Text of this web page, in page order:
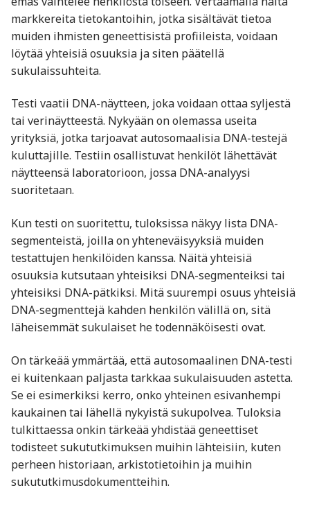
markkereita tietokantoihin, jotka sisältävät tietoa
muiden ihmisten geneettisistä profiileista, voidaan
löytää yhteisiä osuuksia ja siten päätellä
sukulaissuhteita.
Testi vaatii DNA-näytteen, joka voidaan ottaa syljestä
tai verinäytteestä. Nykyään on olemassa useita
yrityksiä, jotka tarjoavat autosomaalisia DNA-testejä
kuluttajille. Testiin osallistuvat henkilöt lähettävät
näytteensä laboratorioon, jossa DNA-analyysi
suoritetaan.
Kun testi on suoritettu, tuloksissa näkyy lista DNA-
segmenteistä, joilla on yhteneväisyyksiä muiden
testattujen henkilöiden kanssa. Näitä yhteisiä
osuuksia kutsutaan yhteisiksi DNA-segmenteiksi tai
yhteisiksi DNA-pätkiksi. Mitä suurempi osuus yhteisiä
DNA-segmenttejä kahden henkilön välillä on, sitä
läheisemmät sukulaiset he todennäköisesti ovat.
On tärkeää ymmärtää, että autosomaalinen DNA-testi
ei kuitenkaan paljasta tarkkaa sukulaisuuden astetta.
Se ei esimerkiksi kerro, onko yhteinen esivanhempi
kaukainen tai lähellä nykyistä sukupolvea. Tuloksia
tulkittaessa onkin tärkeää yhdistää geneettiset
todisteet sukututkimuksen muihin lähteisiin, kuten
perheen historiaan, arkistotietoihin ja muihin
sukututkimusdokumentteihin.